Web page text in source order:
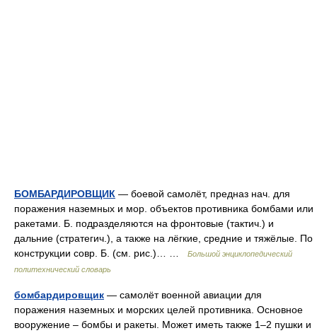
БОМБАРДИРОВЩИК — боевой самолёт, предназ нач. для
поражения наземных и мор. объектов противника бомбами или
ракетами. Б. подразделяются на фронтовые (тактич.) и
дальние (стратегич.), а также на лёгкие, средние и тяжёлые. По
конструкции совр. Б. (см. рис.)… …
Большой энциклопедический
политехнический словарь
бомбардировщик — самолёт военной авиации для
поражения наземных и морских целей противника. Основное
вооружение – бомбы и ракеты. Может иметь также 1–2 пушки и